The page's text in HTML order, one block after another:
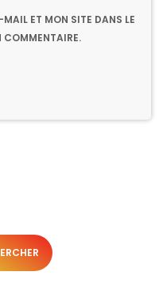
ET MON SITE DANS LE
COMMENTAIRE.